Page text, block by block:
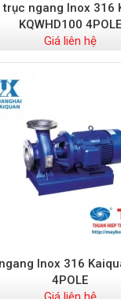
trục ngang Inox 316
KQWHD100 4POLE
Giá liên hệ
Inox 316
4POLE